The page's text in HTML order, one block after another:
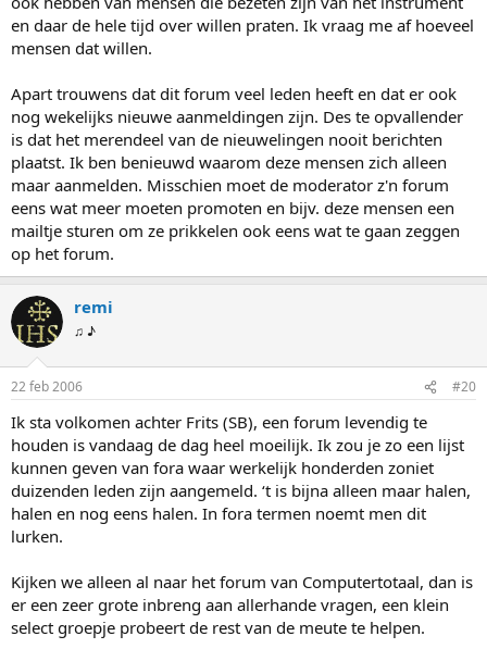
en daar de hele tijd over willen praten. Ik vraag me af hoeveel
mensen dat willen.
Apart trouwens dat dit forum veel leden heeft en dat er ook
nog wekelijks nieuwe aanmeldingen zijn. Des te opvallender
is dat het merendeel van de nieuwelingen nooit berichten
plaatst. Ik ben benieuwd waarom deze mensen zich alleen
maar aanmelden. Misschien moet de moderator z'n forum
eens wat meer moeten promoten en bijv. deze mensen een
mailtje sturen om ze prikkelen ook eens wat te gaan zeggen
op het forum.
remi
♫ ♪
22 feb 2006 #20
Ik sta volkomen achter Frits (SB), een forum levendig te
houden is vandaag de dag heel moeilijk. Ik zou je zo een lijst
kunnen geven van fora waar werkelijk honderden zoniet
duizenden leden zijn aangemeld. ‘t is bijna alleen maar halen,
halen en nog eens halen. In fora termen noemt men dit
lurken.
Kijken we alleen al naar het forum van Computertotaal, dan is
er een zeer grote inbreng aan allerhande vragen, een klein
select groepje probeert de rest van de meute te helpen.